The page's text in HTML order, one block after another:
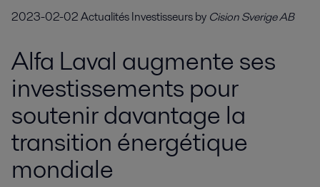
2023-02-02Actualités Investisseursby Cision Sverige AB
Alfa Laval augmente ses
investissements pour
soutenir davantage la
transition énergétique
mondiale